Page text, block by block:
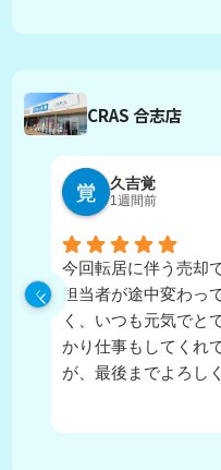
CRAS 合志店
久吉覚
1週間前
今回転居に伴う売却
担当者が途中変わっ
く、いつも元気でと
かり仕事もしてくれ
が、最後までよろし